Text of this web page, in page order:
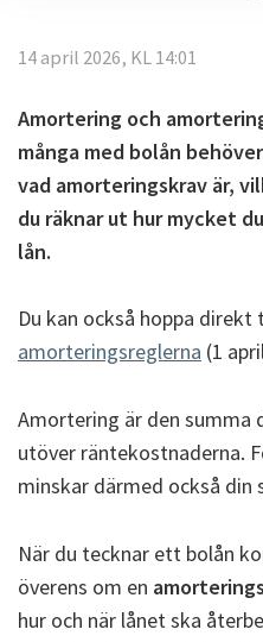
14 april 2026, KL 14:01
Amortering och
många med bolån
vad amorteringskrav är,
du räknar ut hur mycket
lån.
Du kan också hoppa
amorteringsreglerna (1
Amortering är den summa
utöver räntekostnaderna.
minskar därmed också din
När du tecknar ett bolån
överens om en
hur och när lånet ska